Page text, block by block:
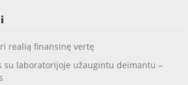
realią finansinę vertę
su laboratorijoje užaugintu deimantu –